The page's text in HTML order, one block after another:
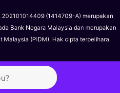
202101014409 (1414709-A) merupakan
Bank Negara Malaysia dan merupakan
Malaysia (PIDM). Hak cipta terpelihara.